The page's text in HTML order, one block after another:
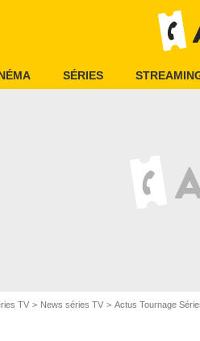
SÉRIES
TV News séries TV Actus Tournage